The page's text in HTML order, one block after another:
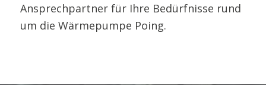
Ansprechpartner für Ihre Bedürfnisse rund
um die Wärmepumpe Poing.